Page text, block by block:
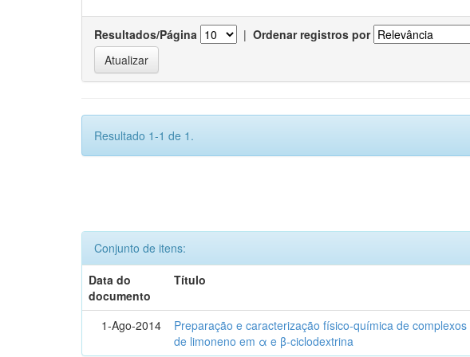
Resultados/Página | Ordenar registros por
Resultado 1-1 de 1.
Conjunto de itens:
Data do
documento
Título
1-Ago-2014
Preparação e caracterização físico-química de complexos
de limoneno em α e β-ciclodextrina